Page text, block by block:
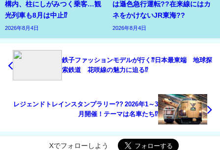
構内、柱にしがみつく乗客…観
光列車も8月は中止⁉
2026年8月4日
は遜色急行運転??在来線にはカ
ネをかけないJR東海??
2026年8月4日
鉄子ファッションモデルが行く⁇日本最東端 地球探
索鉄道 花咲線の魅力に迫る⁉
レジェンドトレインスタンプラリー?? 2026年1～3
月開催！テーマは名車たち⁉
Xでフォローしよう